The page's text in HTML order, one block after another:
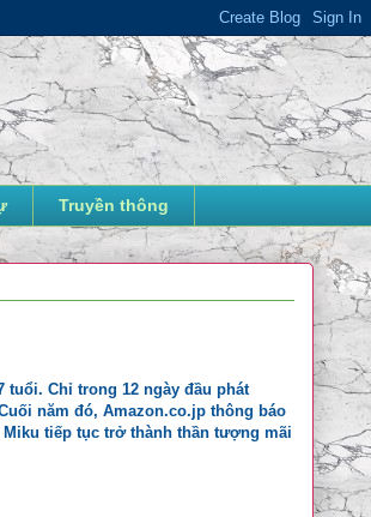
Truyền thông
tuổi. Chỉ trong 12 ngày đầu phát
năm đó, Amazon.co.jp thông báo
Miku tiếp tục trở thành thần tượng mãi